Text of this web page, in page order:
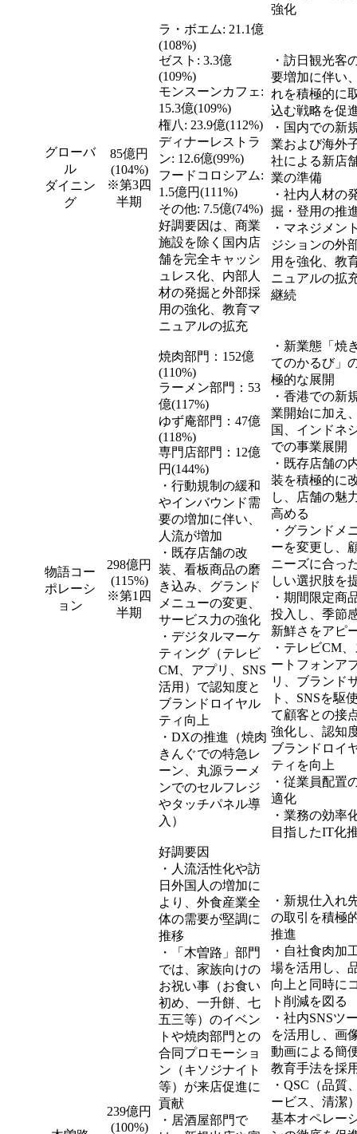
強化
グローバ
ル
ダイニン
グ
85億円
(104%)
※第3四
半期
ラ・ボエム: 21.1億
(108%)
ゼスト: 3.3億
(109%)
モンスーンカフェ:
15.3億(109%)
権八: 23.9億(112%)
ディナーレストラ
ン: 12.6億(99%)
フードコロシアム:
1.5億円(111%)
その他: 7.5億(74%)
好調要因は、商業
施設を除く国内店
舗を完全キャッシ
ュレス化、内部人
材の発掘と外部採
用の強化、教育マ
ニュアルの拡充
・訪日観光客
要増加に伴い
れを積極的に
込む戦略を促
・国内での新
業および海外
社による新店
業の準備
・社内人材の
掘・登用の推
・マネジメン
ジションの外
用を強化、教
ニュアルの拡
継続
物語コー
ポレーシ
ョン
298億円
(115%)
※第1四
半期
焼肉部門：152億
(110%)
ラーメン部門：53
億(117%)
ゆず庵部門：47億
(118%)
専門店部門：12億
円(144%)
・行動規制の緩和
やインバウンド需
要の増加に伴い、
人流が増加
・既存店舗の改
装、看板商品の磨
き込み、グランド
メニューの変更、
サービス力の強化
・デジタルマーケ
ティング（テレビ
CM、アプリ、SNS
活用）で認知度と
ブランドロイヤル
ティ向上
・DXの推進（焼肉
きんぐでの特急レ
ーン、丸源ラーメ
ンでのセルフレジ
やタッチパネル導
入）
・新業態「焼
てのかるび」
極的な展開
・香港での新
業開始に加え
国、インドネ
での事業展開
・既存店舗の
装を積極的に
し、店舗の魅
高める
・グランドメ
ーを変更し、
ニーズに合っ
しい選択肢を
・期間限定商
投入し、季節
新鮮さをアピ
・テレビCM
ートフォンア
リ、ブランド
ト、SNSを駆
て顧客との接
強化し、認知
ブランドロイ
ティを向上
・従業員配置
適化
・業務の効率
目指したIT化
239億円
(100%)
好調要因
・人流活性化や訪
日外国人の増加に
より、外食産業全
体の需要が堅調に
推移
・「木曽路」部門
では、家族向けの
お祝い事（お食い
初め、一升餅、七
五三等）のイベン
トや焼肉部門との
合同プロモーショ
ン（キソジナイト
等）が来店促進に
貢献
・居酒屋部門で
・新規仕入れ
の取引を積極
推進
・自社食肉加
場を活用し、
向上と同時に
ト削減を図る
・社内SNSツ
を活用し、画
動画による簡
教育手法を採
・QSC（品質
ービス、清潔
基本オペレー